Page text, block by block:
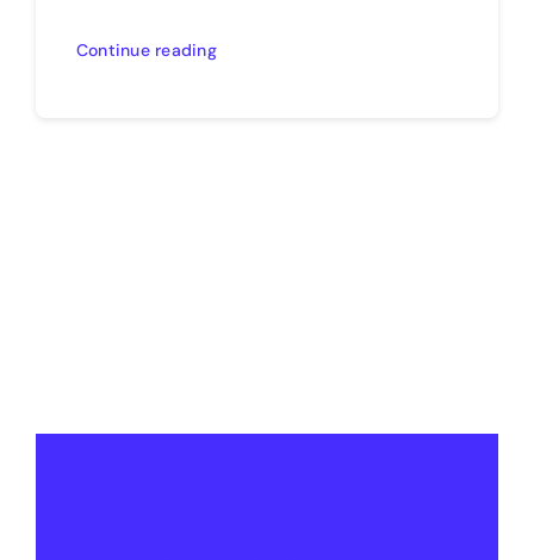
Continue reading